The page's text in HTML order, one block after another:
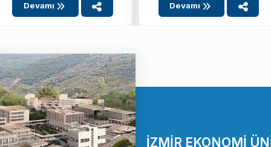
Devamı Devamı
İZMİR EKONOMİ